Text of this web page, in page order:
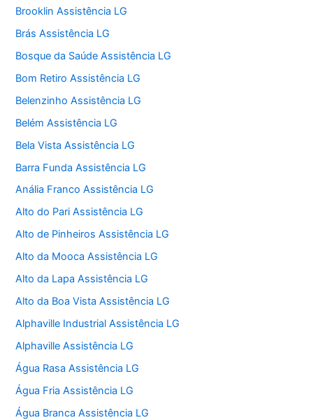
Brooklin Assistência LG
Brás Assistência LG
Bosque da Saúde Assistência LG
Bom Retiro Assistência LG
Belenzinho Assistência LG
Belém Assistência LG
Bela Vista Assistência LG
Barra Funda Assistência LG
Anália Franco Assistência LG
Alto do Pari Assistência LG
Alto de Pinheiros Assistência LG
Alto da Mooca Assistência LG
Alto da Lapa Assistência LG
Alto da Boa Vista Assistência LG
Alphaville Industrial Assistência LG
Alphaville Assistência LG
Água Rasa Assistência LG
Água Fria Assistência LG
Água Branca Assistência LG